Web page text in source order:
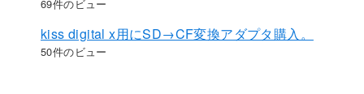
69件のビュー
kiss digital x用にSD→CF変換アダプタ購入。
50件のビュー